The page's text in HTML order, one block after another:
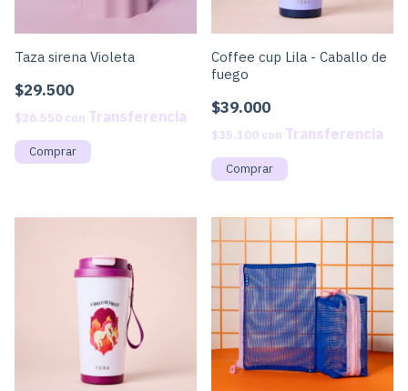
Taza sirena Violeta
$29.500
$26.550 con
Coffee cup Lila - Caballo de
fuego
$39.000
$35.100 con